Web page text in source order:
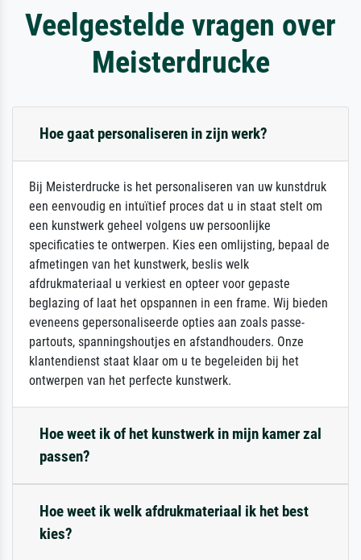
Veelgestelde vragen over
Meisterdrucke
Hoe gaat personaliseren in zijn werk?
Bij Meisterdrucke is het personaliseren van uw kunstdruk
een eenvoudig en intuïtief proces dat u in staat stelt om
een kunstwerk geheel volgens uw persoonlijke
specificaties te ontwerpen. Kies een omlijsting, bepaal de
afmetingen van het kunstwerk, beslis welk
afdrukmateriaal u verkiest en opteer voor gepaste
beglazing of laat het opspannen in een frame. Wij bieden
eveneens gepersonaliseerde opties aan zoals passe-
partouts, spanningshoutjes en afstandhouders. Onze
klantendienst staat klaar om u te begeleiden bij het
ontwerpen van het perfecte kunstwerk.
Hoe weet ik of het kunstwerk in mijn kamer zal
passen?
Hoe weet ik welk afdrukmateriaal ik het best
kies?